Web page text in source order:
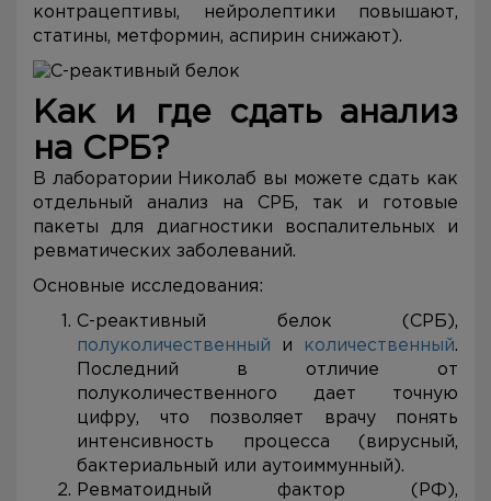
контрацептивы, нейролептики повышают,
статины, метформин, аспирин снижают).
Как и где сдать анализ
на СРБ?
В лаборатории Николаб вы можете сдать как
отдельный анализ на СРБ, так и готовые
пакеты для диагностики воспалительных и
ревматических заболеваний.
Основные исследования:
С-реактивный белок (СРБ),
полуколичественный и количественный.
Последний в отличие от
полуколичественного дает точную
цифру, что позволяет врачу понять
интенсивность процесса (вирусный,
бактериальный или аутоиммунный).
Ревматоидный фактор (РФ),